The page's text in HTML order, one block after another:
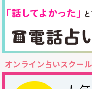
オンライン占いスクール